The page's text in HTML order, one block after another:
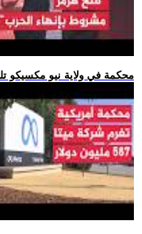
.. محكمة في ولاية نيو مكسيكو تلزم شركة